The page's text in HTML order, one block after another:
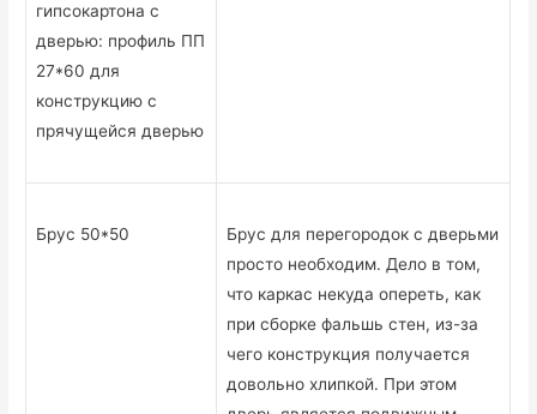
гипсокартона с
дверью: профиль ПП
27*60 для
конструкцию с
прячущейся дверью
Брус 50*50
Брус для перегородок с дверьми
просто необходим. Дело в том,
что каркас некуда опереть, как
при сборке фальшь стен, из-за
чего конструкция получается
довольно хлипкой. При этом